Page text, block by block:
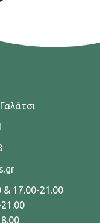
& 17.00-21.00